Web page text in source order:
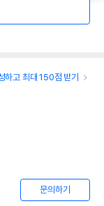
하고 최대 150점 받기
문의하기